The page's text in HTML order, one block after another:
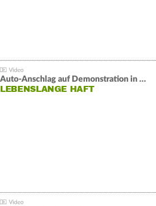
Auto-Anschlag auf Demonstration in München:
LEBENSLANGE HAFT